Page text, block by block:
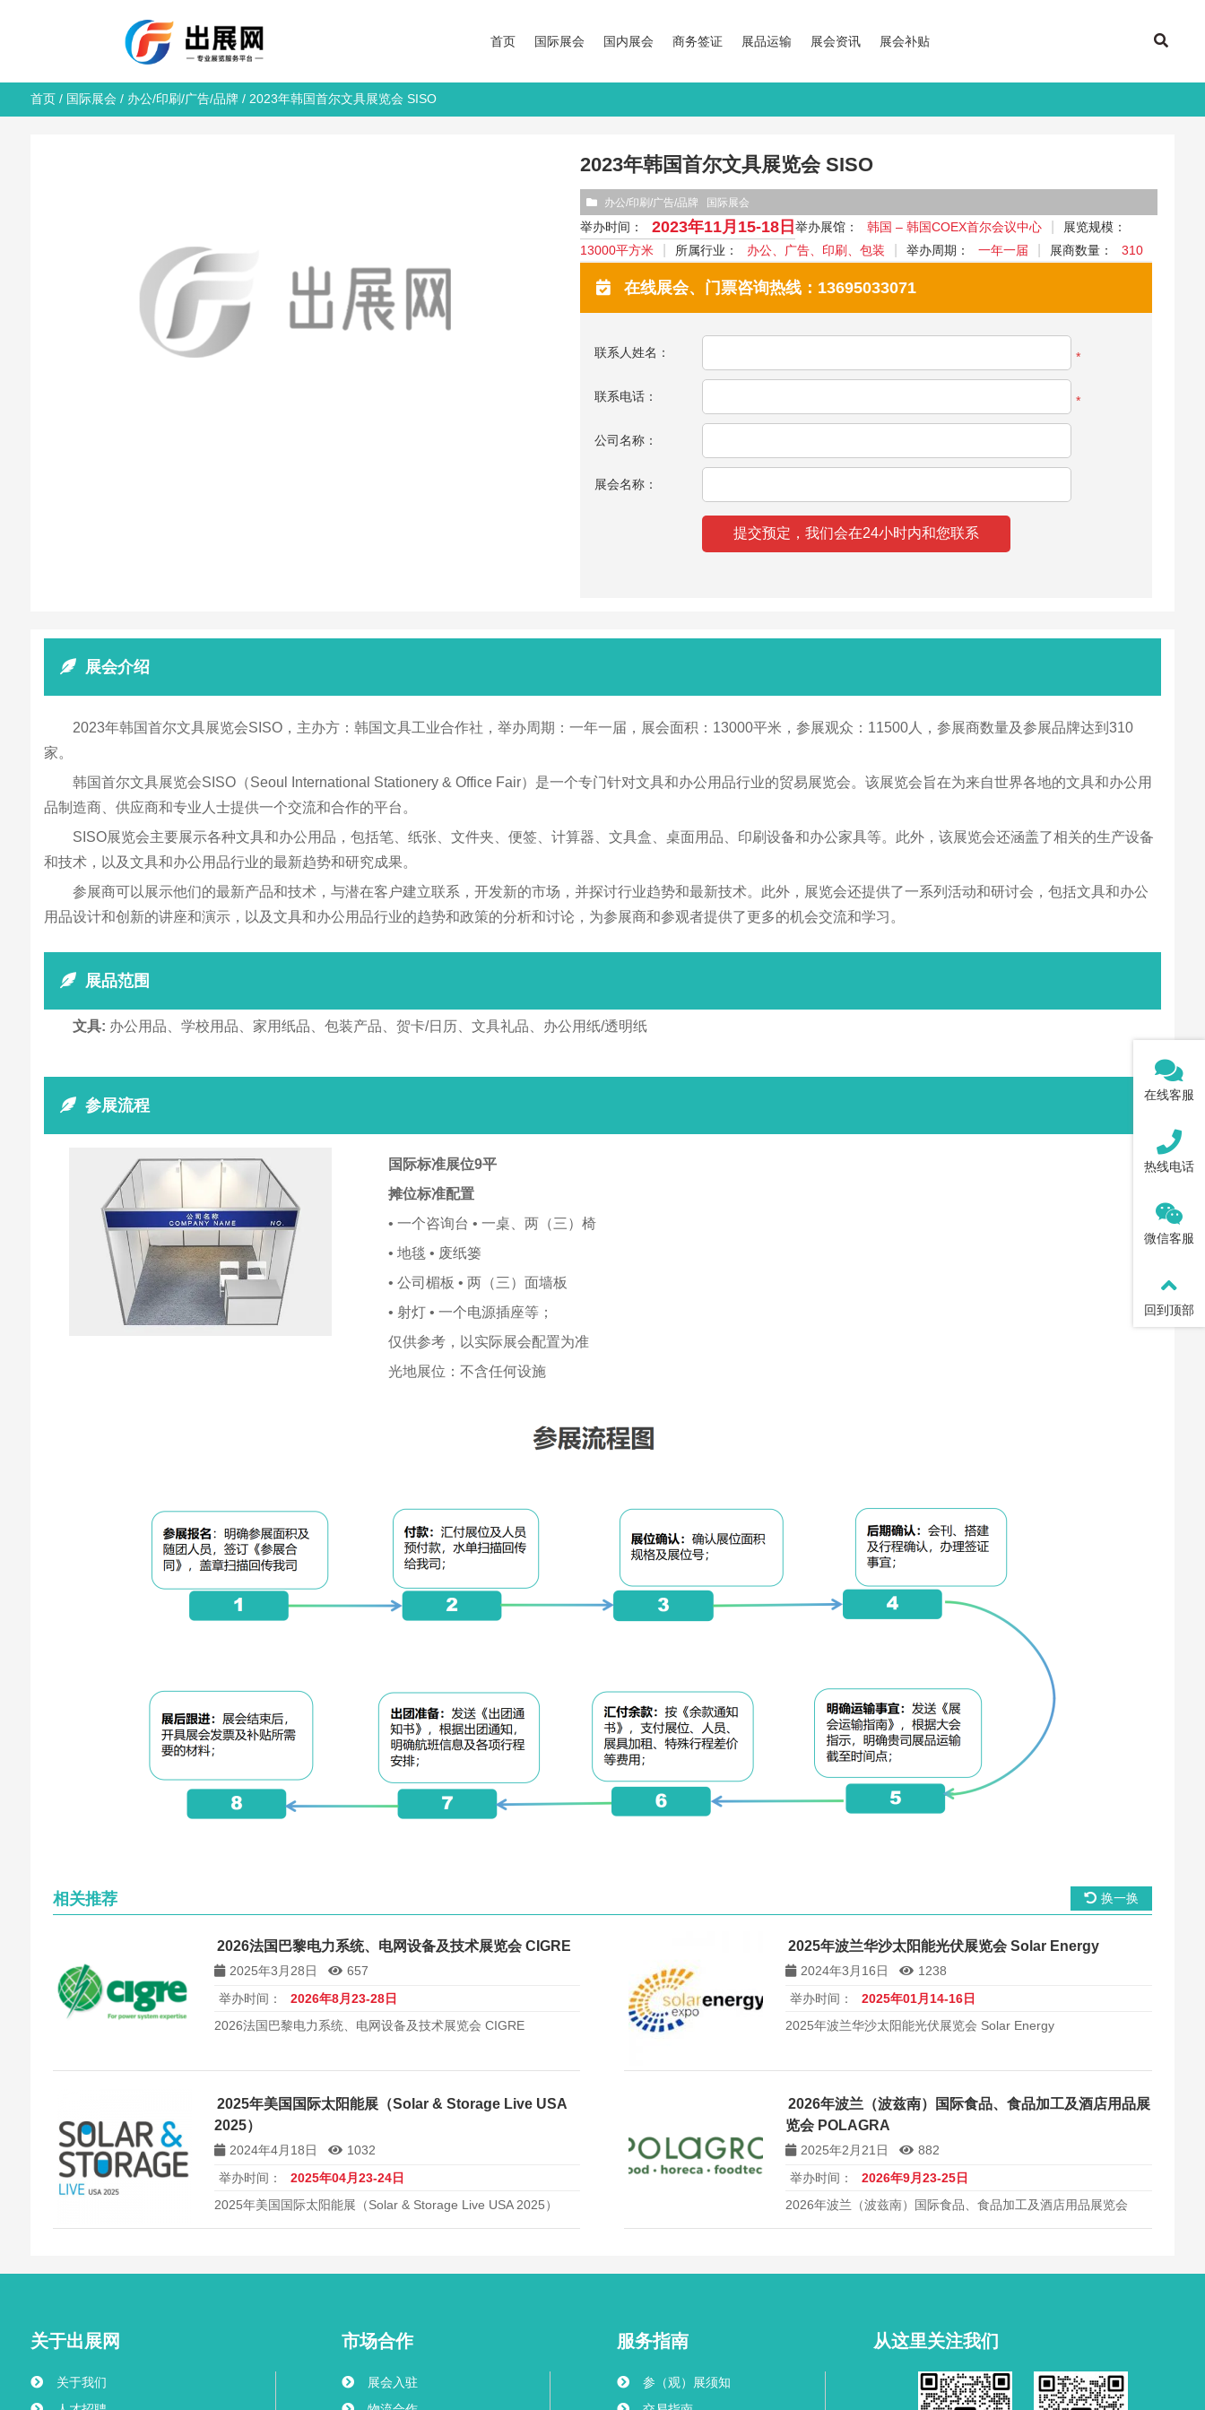
首页 国际展会 国内展会 商务签证 展品运输 展会资讯 展会补贴
首页/ 国际展会 / 办公/印刷/广告/品牌/ 2023年韩国首尔文具展览会 SISO
2023年韩国首尔文具展览会 SISO
办公/印刷/广告/品牌 国际展会
举办时间： 2023年11月15-18日举办展馆： 韩国 – 韩国COEX首尔会议中心
展览规模：
13000平方米
所属行业： 办公、广告、印刷、包装 举办周期： 一年一届 展商数量： 310
在线展会、门票咨询热线：13695033071
联系人姓名： *
联系电话： *
公司名称：
展会名称：
展会介绍
2023年韩国首尔文具展览会SISO，主办方：韩国文具工业合作社，举办周期：一年一届，展会面积：13000平米，参展观众：11500人，参展商数量及参展品牌达到310
家。
韩国首尔文具展览会SISO（Seoul International Stationery & Office Fair）是一个专门针对文具和办公用品行业的贸易展览会。该展览会旨在为来自世界各地的文具和办公用
品制造商、供应商和专业人士提供一个交流和合作的平台。
SISO展览会主要展示各种文具和办公用品，包括笔、纸张、文件夹、便签、计算器、文具盒、桌面用品、印刷设备和办公家具等。此外，该展览会还涵盖了相关的生产设备
和技术，以及文具和办公用品行业的最新趋势和研究成果。
参展商可以展示他们的最新产品和技术，与潜在客户建立联系，开发新的市场，并探讨行业趋势和最新技术。此外，展览会还提供了一系列活动和研讨会，包括文具和办公
用品设计和创新的讲座和演示，以及文具和办公用品行业的趋势和政策的分析和讨论，为参展商和参观者提供了更多的机会交流和学习。
展品范围
文具: 办公用品、学校用品、家用纸品、包装产品、贺卡/日历、文具礼品、办公用纸/透明纸
参展流程
国际标准展位9平
摊位标准配置
• 一个咨询台 • 一桌、两（三）椅
• 地毯 • 废纸篓
• 公司楣板 • 两（三）面墙板
• 射灯 • 一个电源插座等；
仅供参考，以实际展会配置为准
光地展位：不含任何设施
相关推荐 换一换
2026法国巴黎电力系统、电网设备及技术展览会 CIGRE
2025年3月28日
657
举办时间：
2026年8月23-28日
2026法国巴黎电力系统、电网设备及技术展览会 CIGRE
2025年波兰华沙太阳能光伏展览会 Solar Energy
2024年3月16日
1238
举办时间：
2025年01月14-16日
2025年波兰华沙太阳能光伏展览会 Solar Energy
2025年美国国际太阳能展（Solar & Storage Live USA
2025）
2024年4月18日
1032
举办时间：
2025年04月23-24日
2025年美国国际太阳能展（Solar & Storage Live USA 2025）
2026年波兰（波兹南）国际食品、食品加工及酒店用品展
览会 POLAGRA
2025年2月21日
882
举办时间：
2026年9月23-25日
2026年波兰（波兹南）国际食品、食品加工及酒店用品展览会
关于出展网
关于我们
市场合作
展会入驻
服务指南
参（观）展须知
从这里关注我们
在线客服
热线电话
微信客服
回到顶部